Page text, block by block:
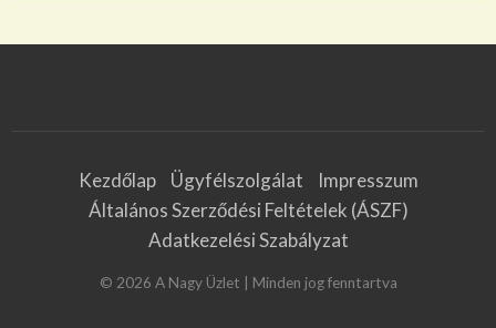
Kezdőlap Ügyfélszolgálat
Impresszum
Általános Szerződési Feltételek (ÁSZF)
Adatkezelési Szabályzat
© 2026 A Nagy Üzlet | Minden jog fenntartva